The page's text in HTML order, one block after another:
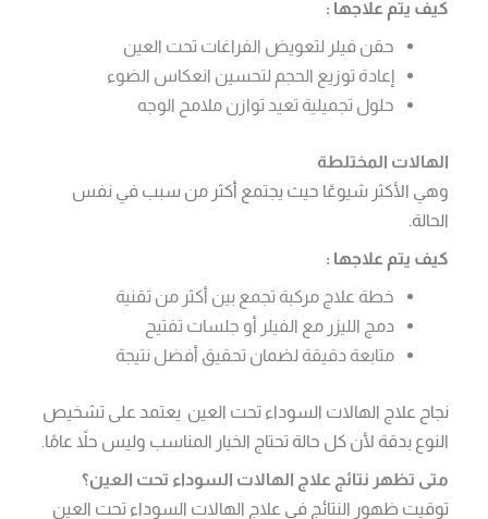
كيف يتم علاجها :
حقن فيلر لتعويض الفراغات تحت العين
إعادة توزيع الحجم لتحسين انعكاس الضوء
حلول تجميلية تعيد توازن ملامح الوجه
الهالات المختلطة
وهي الأكثر شيوعًا حيث يجتمع أكثر من سبب في نفس
الحالة.
كيف يتم علاجها :
خطة علاج مركبة تجمع بين أكثر من تقنية
دمج الليزر مع الفيلر أو جلسات تفتيح
متابعة دقيقة لضمان تحقيق أفضل نتيجة
نجاح علاج الهالات السوداء تحت العين يعتمد على تشخيص
النوع بدقة لأن كل حالة تحتاج الخيار المناسب وليس حلاً عامًا.
متى تظهر نتائج علاج الهالات السوداء تحت العين؟
توقيت ظهور النتائج في علاج الهالات السوداء تحت العين